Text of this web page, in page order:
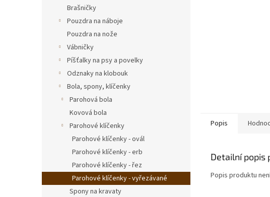
Brašničky
Pouzdra na náboje
Pouzdra na nože
Vábničky
Píšťalky na psy a povelky
Odznaky na klobouk
Bola, spony, klíčenky
Parohová bola
Kovová bola
Parohové klíčenky
Parohové klíčenky - ovál
Parohové klíčenky - erb
Parohové klíčenky - řez
Parohové klíčenky - vyřezávané
Spony na kravaty
Popis
Detailní popis
Popis produktu